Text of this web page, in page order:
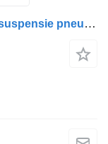
Suspension pneumatique Perna aer suspensie pneumatica pour camion Volvo 21977974